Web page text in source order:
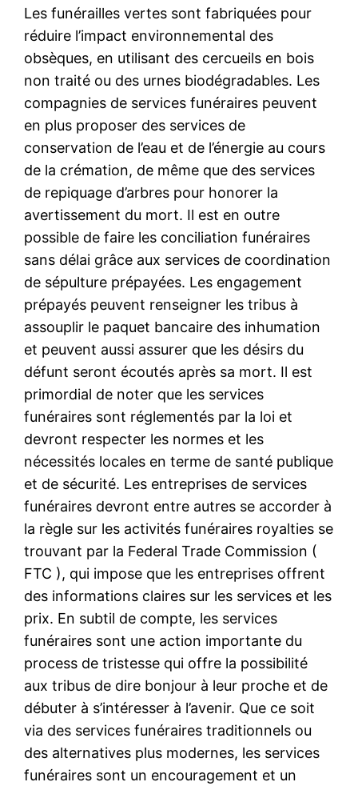
Les funérailles vertes sont fabriquées pour
réduire l’impact environnemental des
obsèques, en utilisant des cercueils en bois
non traité ou des urnes biodégradables. Les
compagnies de services funéraires peuvent
en plus proposer des services de
conservation de l’eau et de l’énergie au cours
de la crémation, de même que des services
de repiquage d’arbres pour honorer la
avertissement du mort. Il est en outre
possible de faire les conciliation funéraires
sans délai grâce aux services de coordination
de sépulture prépayées. Les engagement
prépayés peuvent renseigner les tribus à
assouplir le paquet bancaire des inhumation
et peuvent aussi assurer que les désirs du
défunt seront écoutés après sa mort. Il est
primordial de noter que les services
funéraires sont réglementés par la loi et
devront respecter les normes et les
nécessités locales en terme de santé publique
et de sécurité. Les entreprises de services
funéraires devront entre autres se accorder à
la règle sur les activités funéraires royalties se
trouvant par la Federal Trade Commission (
FTC ), qui impose que les entreprises offrent
des informations claires sur les services et les
prix. En subtil de compte, les services
funéraires sont une action importante du
process de tristesse qui offre la possibilité
aux tribus de dire bonjour à leur proche et de
débuter à s’intéresser à l’avenir. Que ce soit
via des services funéraires traditionnels ou
des alternatives plus modernes, les services
funéraires sont un encouragement et un